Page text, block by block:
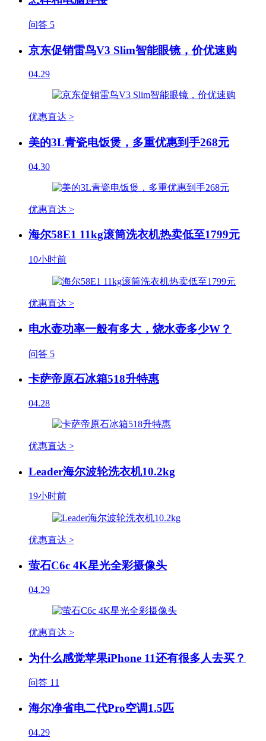
问答 5
京东促销雷鸟V3 Slim智能眼镜，价优速购
04.29
优惠直达 >
美的3L青瓷电饭煲，多重优惠到手268元
04.30
优惠直达 >
海尔58E1 11kg滚筒洗衣机热卖低至1799元
10小时前
优惠直达 >
电水壶功率一般有多大，烧水壶多少W？
问答 5
卡萨帝原石冰箱518升特惠
04.28
优惠直达 >
Leader海尔波轮洗衣机10.2kg
19小时前
优惠直达 >
萤石C6c 4K星光全彩摄像头
04.29
优惠直达 >
为什么感觉苹果iPhone 11还有很多人去买？
问答 11
海尔净省电二代Pro空调1.5匹
04.29